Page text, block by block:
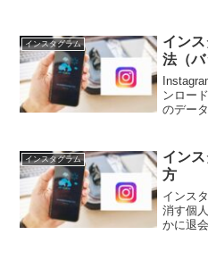
インスタグラム
イン
法（バ
ンロー
のデー
インスタグラム
イン
方
インス
消す個
かに退